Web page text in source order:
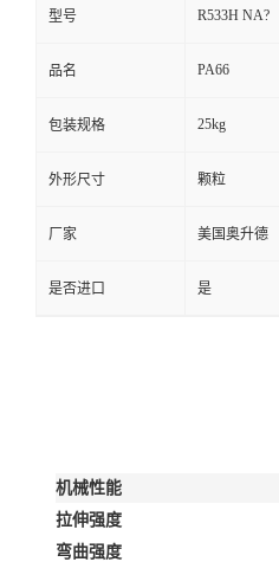
型号 R533H NA?
品名 PA66
包装规格 25kg
外形尺寸 颗粒
厂家 美国奥升德
是否进口 是
机械性能
拉伸强度
弯曲强度